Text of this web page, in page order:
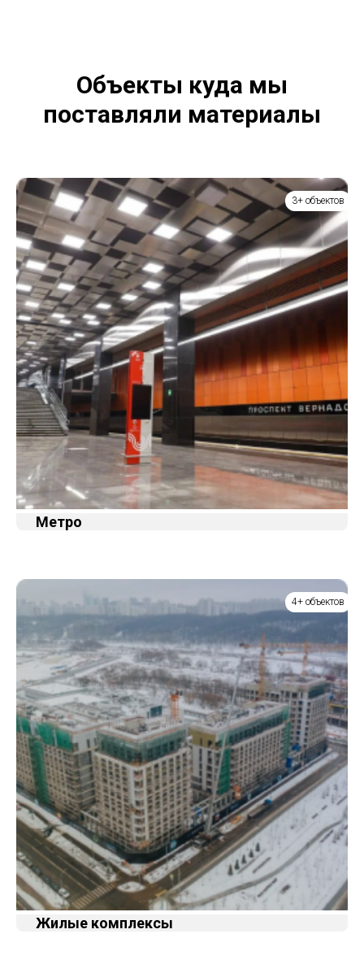
Объекты куда мы
поставляли материалы
Метро
3+ объектов
Жилые комплексы
4+ объектов